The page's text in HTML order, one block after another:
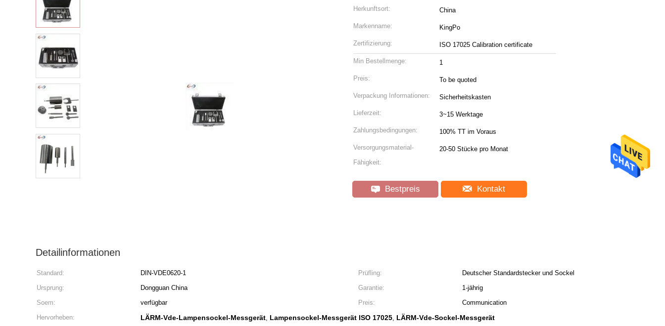
Herkunftsort: China
Markenname: KingPo
Zertifizierung: ISO 17025 Calibration certificate
Min Bestellmenge: 1
Preis: To be quoted
Verpackung Informationen: Sicherheitskasten
Lieferzeit: 3~15 Werktage
Zahlungsbedingungen: 100% TT im Voraus
Versorgungsmaterial-
Fähigkeit:
20-50 Stücke pro Monat
Bestpreis Kontakt
Detailinformationen
Standard: DIN-VDE0620-1 Prüfling:
Deutscher Standardstecker und Sockel
Ursprung:
Dongguan China Garantie:
1-jährig
Soem:
verfügbar Preis:
Communication
Hervorheben:
LÄRM-Vde-Lampensockel-Messgerät, Lampensockel-Messgerät ISO 17025, LÄRM-Vde-Sockel-Messgerät